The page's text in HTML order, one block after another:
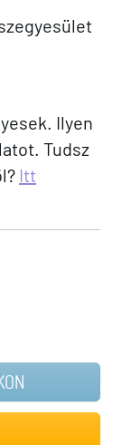
Ilyen
Tudsz
Itt